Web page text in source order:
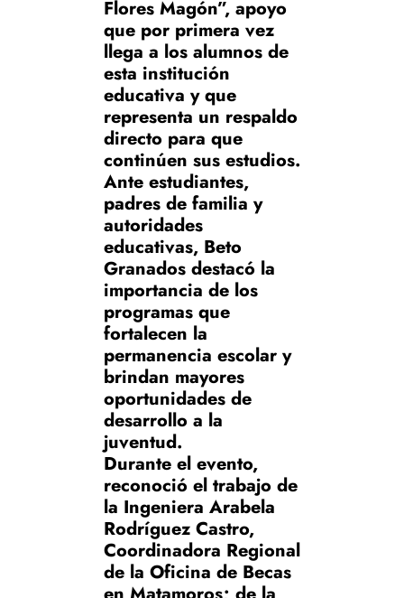
Flores Magón”, apoyo
que por primera vez
llega a los alumnos de
esta institución
educativa y que
representa un respaldo
directo para que
continúen sus estudios.
Ante estudiantes,
padres de familia y
autoridades
educativas, Beto
Granados destacó la
importancia de los
programas que
fortalecen la
permanencia escolar y
brindan mayores
oportunidades de
desarrollo a la
juventud.
Durante el evento,
reconoció el trabajo de
la Ingeniera Arabela
Rodríguez Castro,
Coordinadora Regional
de la Oficina de Becas